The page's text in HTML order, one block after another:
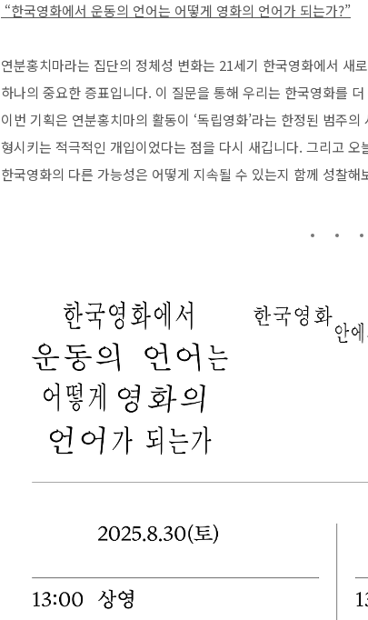
“한국영화에서 운동의 언어는 어떻게 영화의 언어가 되는가?”
연분홍치마라는 집단의 정체성 변화는 21세기 한국영화에서 새
하나의 중요한 증표입니다. 이 질문을 통해 우리는 한국영화를
이번 기획은 연분홍치마의 활동이 ‘독립영화’라는 한정된 범주
형시키는 적극적인 개입이었다는 점을 다시 새깁니다. 그리고
한국영화의 다른 가능성은 어떻게 지속될 수 있는지 함께 성찰해